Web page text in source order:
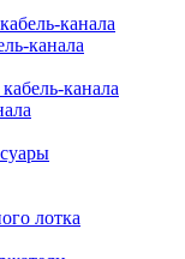
канала
канала
канала
лотка